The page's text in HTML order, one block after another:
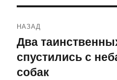
по
записям
НАЗАД
Предыдущая
запись:
Два
спустились с
собак